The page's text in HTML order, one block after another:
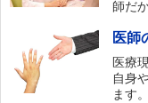
師だ
医師
医療
自身
ます。